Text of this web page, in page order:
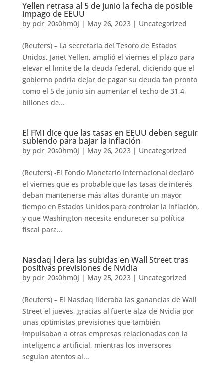
Yellen retrasa al 5 de junio la fecha de posible
impago de EEUU
by pdr_20s0hm0j | May 26, 2023| Uncategorized
(Reuters) – La secretaria del Tesoro de Estados
Unidos, Janet Yellen, amplió el viernes el plazo para
elevar el límite de la deuda federal, diciendo que el
gobierno podría dejar de pagar su deuda tan pronto
como el 5 de junio sin aumentar el techo de 31,4
billones de...
El FMI dice que las tasas en EEUU deben seguir
subiendo para bajar la inflación
by pdr_20s0hm0j | May 26, 2023| Uncategorized
(Reuters) -El Fondo Monetario Internacional declaró
el viernes que es probable que las tasas de interés
deban mantenerse más altas durante un mayor
tiempo en Estados Unidos para controlar la inflación,
y que Washington necesita endurecer su política
fiscal para...
Nasdaq lidera las subidas en Wall Street tras
positivas previsiones de Nvidia
by pdr_20s0hm0j | May 25, 2023| Uncategorized
(Reuters) – El Nasdaq lideraba las ganancias de Wall
Street el jueves, gracias al fuerte alza de Nvidia por
unas optimistas previsiones que también
impulsaban a otras empresas relacionadas con la
inteligencia artificial, mientras los inversores
seguían atentos al...